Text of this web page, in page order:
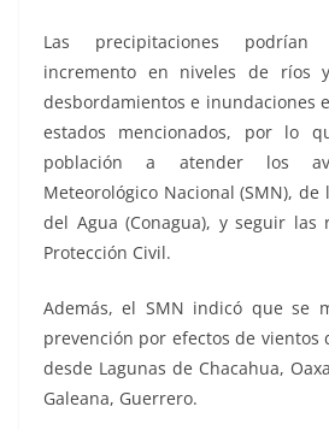
Las precipitaciones podrían
incremento en niveles de ríos
desbordamientos e inundaciones
estados mencionados, por lo
población a atender los
Meteorológico Nacional (SMN), de
del Agua (Conagua), y seguir las
Protección Civil.
Además, el SMN indicó que se
prevención por efectos de
desde Lagunas de Chacahua,
Galeana, Guerrero.